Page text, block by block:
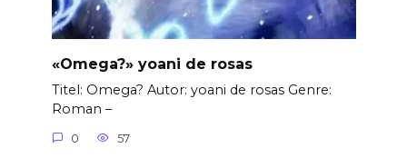
«Omega?» yoani de rosas
Titel: Omega? Autor: yoani de rosas Genre:
Roman –
0 57